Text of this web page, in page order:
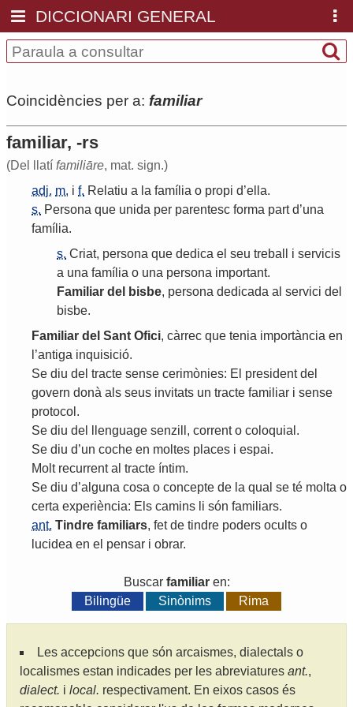
DICCIONARI GENERAL
Coincidències per a: familiar
familiar, -rs
(Del llatí familiāre, mat. sign.)
adj. m. i f. Relatiu a la família o propi d’ella.
s. Persona que unida per parentesc forma part d’una
família.
s. Criat, persona que dedica el seu treball i servicis
a una família o una persona important.
Familiar del bisbe, persona dedicada al servici del
bisbe.
Familiar del Sant Ofici, càrrec que tenia importància en
’antiga inquisició.
Se diu del tracte sense cerimònies: El president del
govern donà als seus invitats un tracte familiar i sense
protocol .
Se diu del llenguage senzill , corrent o coloquial .
Se diu d’un coche en moltes places i espai.
Molt recurrent al tracte íntim.
Se diu d’alguna cosa o concepte de la qual se té molta o
certa experiència: Els camins li són familiars.
ant. Tindre familiars, fet de tindre poders ocults o
lucidea en el pensar i obrar.
Buscar familiaren:
Bilingüe
Sinònims Rima
Les accepcions que són arcaismes, dialectals o
localismes estan indicades per les abreviatures ant.,
dialect. i local. respectivament. En eixos casos és